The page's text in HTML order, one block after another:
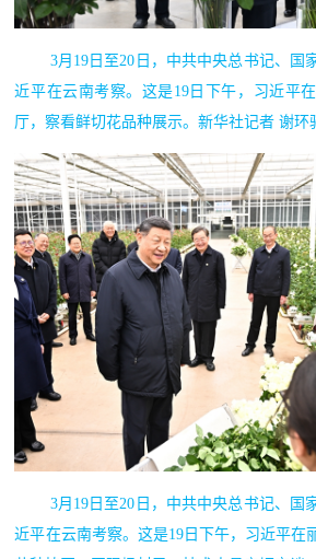
3月19日至20日，中共中央总书记、国
近平在云南考察。这是19日下午，习近平
厅，察看鲜切花品种展示。新华社记者 谢环
3月19日至20日，中共中央总书记、国
近平在云南考察。这是19日下午，习近平在